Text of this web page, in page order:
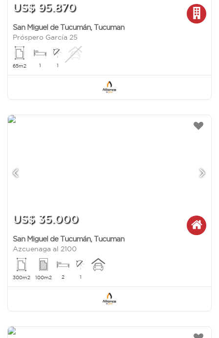
US$ 95.870
San Miguel de Tucumán, Tucuman
Próspero García 25
65m2 1 1
US$ 35.000
San Miguel de Tucumán, Tucuman
Azcuenaga al 2100
300m2 100m2 2 1